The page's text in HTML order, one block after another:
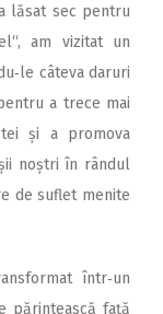
lăsat sec pentru
am vizitat un
câteva daruri
a trece mai
și a promova
noștri în rândul
de suflet menite
într‑un
părintească faţă